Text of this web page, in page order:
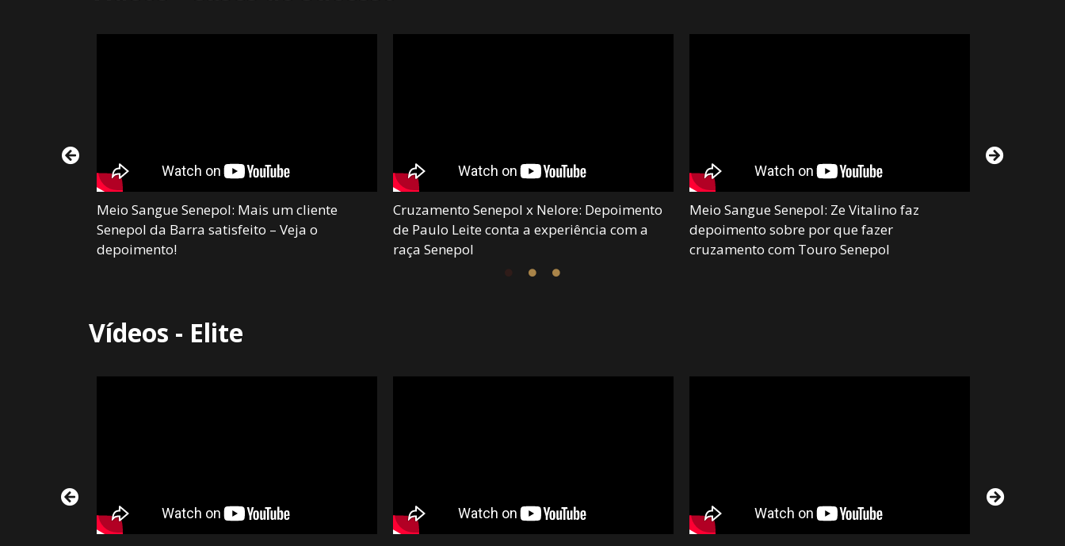
Meio Sangue Senepol: Mais um cliente
Senepol da Barra satisfeito – Veja o
depoimento!
Cruzamento Senepol x Nelore: Depoimento
de Paulo Leite conta a experiência com a
raça Senepol
Meio Sangue Senepol: Ze Vitalino faz
depoimento sobre por que fazer
cruzamento com Touro Senepol
Vídeos - Elite